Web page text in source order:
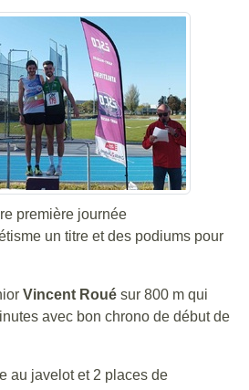
première journée
un titre et des podiums pour
Vincent Roué sur 800 m qui
avec bon chrono de début de
au javelot et 2 places de